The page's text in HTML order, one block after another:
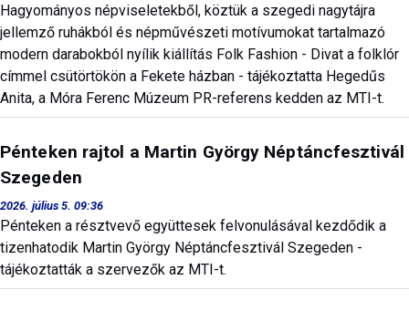
Hagyományos népviseletekből, köztük a szegedi nagytájra
jellemző ruhákból és népművészeti motívumokat tartalmazó
modern darabokból nyílik kiállítás Folk Fashion - Divat a folklór
címmel csütörtökön a Fekete házban - tájékoztatta Hegedűs
Anita, a Móra Ferenc Múzeum PR-referens kedden az MTI-t.
Pénteken rajtol a Martin György Néptáncfesztivál
Szegeden
2026. július 5. 09:36
Pénteken a résztvevő együttesek felvonulásával kezdődik a
tizenhatodik Martin György Néptáncfesztivál Szegeden -
tájékoztatták a szervezők az MTI-t.